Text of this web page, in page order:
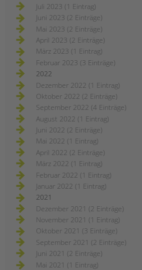
Juli 2023 (1 Eintrag)
Juni 2023 (2 Einträge)
Mai 2023 (2 Einträge)
April 2023 (2 Einträge)
März 2023 (1 Eintrag)
Februar 2023 (3 Einträge)
2022
Dezember 2022 (1 Eintrag)
Oktober 2022 (2 Einträge)
September 2022 (4 Einträge)
August 2022 (1 Eintrag)
Juni 2022 (2 Einträge)
Mai 2022 (1 Eintrag)
April 2022 (2 Einträge)
März 2022 (1 Eintrag)
Februar 2022 (1 Eintrag)
Januar 2022 (1 Eintrag)
2021
Dezember 2021 (2 Einträge)
November 2021 (1 Eintrag)
Oktober 2021 (3 Einträge)
September 2021 (2 Einträge)
Juni 2021 (2 Einträge)
Mai 2021 (1 Eintrag)